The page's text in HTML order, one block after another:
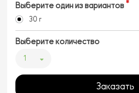
Выберите один из вариантов
30 г
Выберите количество
1
Заказать